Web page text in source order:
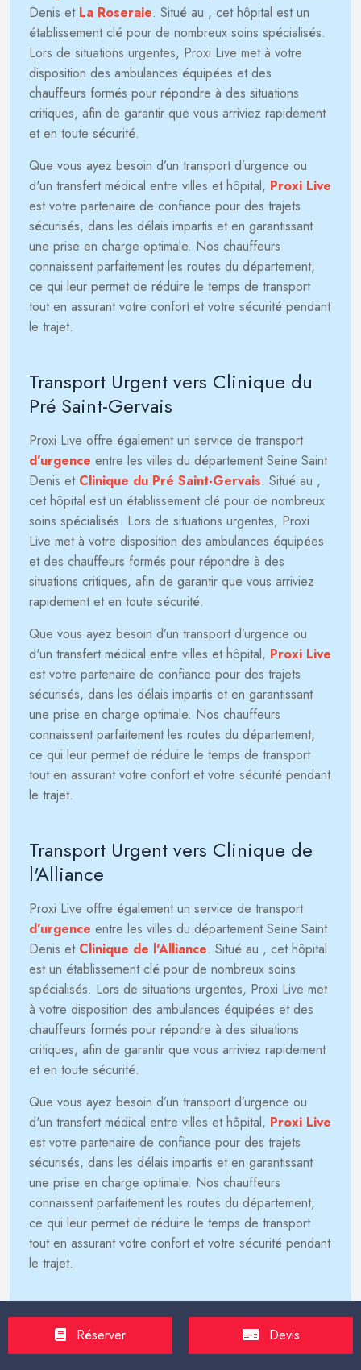
Denis et La Roseraie. Situé au , cet hôpital est un
établissement clé pour de nombreux soins spécialisés.
Lors de situations urgentes, Proxi Live met à votre
disposition des ambulances équipées et des
chauffeurs formés pour répondre à des situations
critiques, afin de garantir que vous arriviez rapidement
et en toute sécurité.
Que vous ayez besoin d’un transport d’urgence ou
d'un transfert médical entre villes et hôpital, Proxi Live
est votre partenaire de confiance pour des trajets
sécurisés, dans les délais impartis et en garantissant
une prise en charge optimale. Nos chauffeurs
connaissent parfaitement les routes du département,
ce qui leur permet de réduire le temps de transport
tout en assurant votre confort et votre sécurité pendant
le trajet.
Transport Urgent vers Clinique du
Pré Saint-Gervais
Proxi Live offre également un service de transport
d’urgence entre les villes du département Seine Saint
Denis et Clinique du Pré Saint-Gervais. Situé au ,
cet hôpital est un établissement clé pour de nombreux
soins spécialisés. Lors de situations urgentes, Proxi
Live met à votre disposition des ambulances équipées
et des chauffeurs formés pour répondre à des
situations critiques, afin de garantir que vous arriviez
rapidement et en toute sécurité.
Que vous ayez besoin d’un transport d’urgence ou
d'un transfert médical entre villes et hôpital, Proxi Live
est votre partenaire de confiance pour des trajets
sécurisés, dans les délais impartis et en garantissant
une prise en charge optimale. Nos chauffeurs
connaissent parfaitement les routes du département,
ce qui leur permet de réduire le temps de transport
tout en assurant votre confort et votre sécurité pendant
le trajet.
Transport Urgent vers Clinique de
l'Alliance
Proxi Live offre également un service de transport
d’urgence entre les villes du département Seine Saint
Denis et Clinique de l'Alliance. Situé au , cet hôpital
est un établissement clé pour de nombreux soins
spécialisés. Lors de situations urgentes, Proxi Live met
à votre disposition des ambulances équipées et des
chauffeurs formés pour répondre à des situations
critiques, afin de garantir que vous arriviez rapidement
et en toute sécurité.
Que vous ayez besoin d’un transport d’urgence ou
d'un transfert médical entre villes et hôpital, Proxi Live
est votre partenaire de confiance pour des trajets
sécurisés, dans les délais impartis et en garantissant
une prise en charge optimale. Nos chauffeurs
connaissent parfaitement les routes du département,
ce qui leur permet de réduire le temps de transport
tout en assurant votre confort et votre sécurité pendant
le trajet.
Transport Urgent vers Hdj Boissière
Noisy Le Sec
Réserver Devis